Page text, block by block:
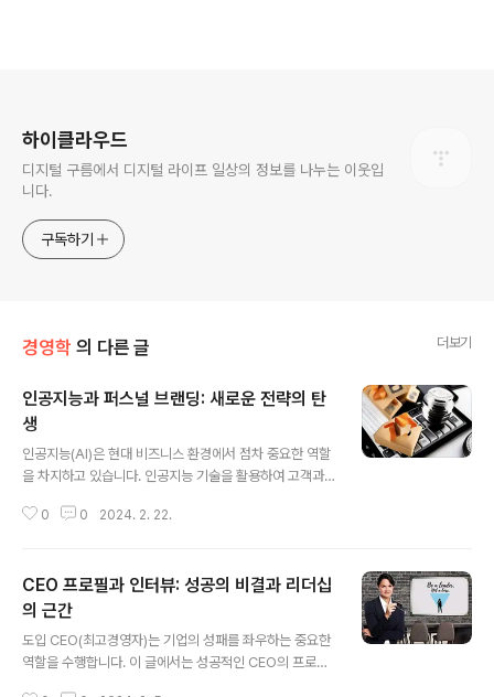
하이클라우드
디지털 구름에서 디지털 라이프 일상의 정보를 나누는 이웃입
니다.
구독하기
경영학 의 다른 글 더보기
인공지능과 퍼스널 브랜딩: 새로운 전략의 탄
생
인공지능(AI)은 현대 비즈니스 환경에서 점차 중요한 역할
을 차지하고 있습니다. 인공지능 기술을 활용하여 고객과
브랜딩은 새로운 시대의 전략으로 떠오르고 있습니다. 고
할 수 있습니다. 인공지능과 퍼스널 브랜딩의 결합은 혁신
적인 비즈니스 모델의 탄생을 이끌어내고 있으며, 앞으로
더 많은 기업들이 이를 적극적으로 채택할 것으로 기대됩
니다. 1. 인공지능 기반의 퍼스널 브랜딩의 개념 인공지능
0 0 2024. 2. 22.
CEO 프로필과 인터뷰: 성공의 비결과 리더십
의 근간
도입 CEO(최고경영자)는 기업의 성패를 좌우하는 중요한
역할을 수행합니다. 이 글에서는 성공적인 CEO의 프로필